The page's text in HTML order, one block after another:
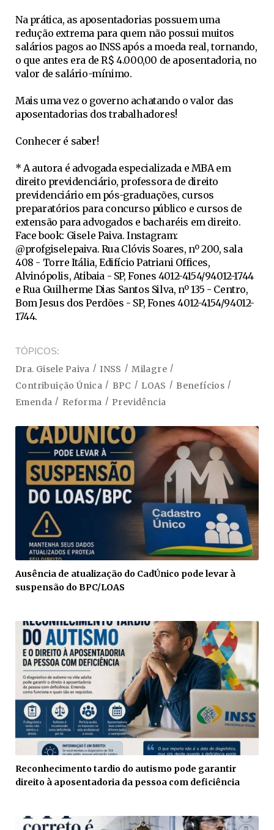
Na prática, as aposentadorias possuem uma
redução extrema para quem não possui muitos
salários pagos ao INSS após a moeda real, tornando,
o que antes era de R$ 4.000,00 de aposentadoria, no
valor de salário-mínimo.
Mais uma vez o governo achatando o valor das
aposentadorias dos trabalhadores!
Conhecer é saber!
* A autora é advogada especializada e MBA em
direito previdenciário, professora de direito
previdenciário em pós-graduações, cursos
preparatórios para concurso público e cursos de
extensão para advogados e bacharéis em direito.
Face book: Gisele Paiva. Instagram:
@profgiselepaiva. Rua Clóvis Soares, nº 200, sala
408 - Torre Itália, Edifício Patriani Offices,
Alvinópolis, Atibaia - SP, Fones 4012-4154/94012-1744
e Rua Guilherme Dias Santos Silva, nº 135 - Centro,
Bom Jesus dos Perdões - SP, Fones 4012-4154/94012-
1744.
TÓPICOS
Dra. Gisele Paiva INSS
Milagre
Contribuição Única
BPC LOAS
Benefícios
Emenda
Reforma Previdência
Ausência de atualização do CadÚnico pode levar à
suspensão do BPC/LOAS
Reconhecimento tardio do autismo pode garantir
direito à aposentadoria da pessoa com deficiência